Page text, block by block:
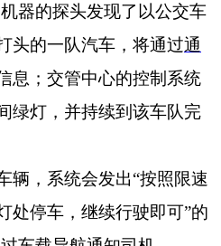
机器的探头发现了以公交车
头的一队汽车，将通过通
息；交管中心的控制系统
绿灯，并持续到该车队完
，系统会发出“按照限速
处停车，继续行驶即可”的